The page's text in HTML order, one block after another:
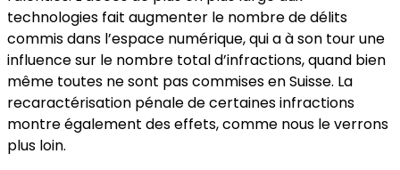
technologies fait augmenter le nombre de délits
commis dans l’espace numérique, qui a à son tour une
influence sur le nombre total d’infractions, quand bien
même toutes ne sont pas commises en Suisse. La
recaractérisation pénale de certaines infractions
montre également des effets, comme nous le verrons
plus loin.